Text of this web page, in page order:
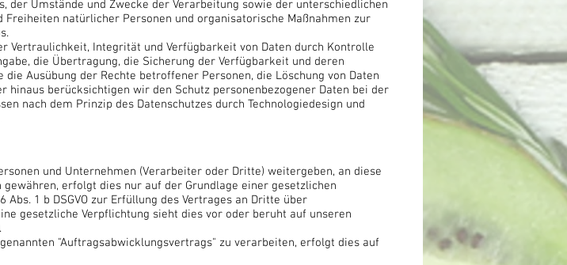
der Umstände und Zwecke der Verarbeitung sowie der unterschiedlichen
natürlicher Personen und organisatorische Maßnahmen zur
Vertraulichkeit, Integrität und Verfügbarkeit von Daten durch Kontrolle
die Übertragung, die Sicherung der Verfügbarkeit und deren
Ausübung der Rechte betroffener Personen, die Löschung von Daten
hinaus berücksichtigen wir den Schutz personenbezogener Daten bei der
nach dem Prinzip des Datenschutzes durch Technologiedesign und
und Unternehmen (Verarbeiter oder Dritte) weitergeben, an diese
erfolgt dies nur auf der Grundlage einer gesetzlichen
1 b DSGVO zur Erfüllung des Vertrages an Dritte über
gesetzliche Verpflichtung sieht dies vor oder beruht auf unseren
"Auftragsabwicklungsvertrags" zu verarbeiten, erfolgt dies auf